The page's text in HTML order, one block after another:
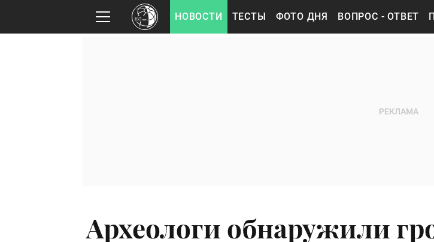
НОВОСТИ ТЕСТЫ ФОТО ДНЯ ВОПРОС - ОТВЕТ
Археологи обнаружили